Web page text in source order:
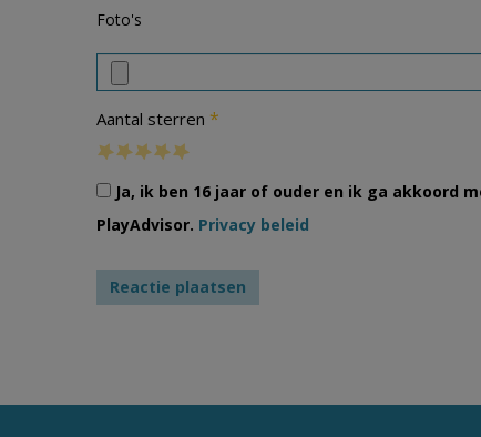
Foto's
Aantal sterren *
Ja, ik ben 16 jaar of ouder en ik ga akkoord
PlayAdvisor. Privacy beleid